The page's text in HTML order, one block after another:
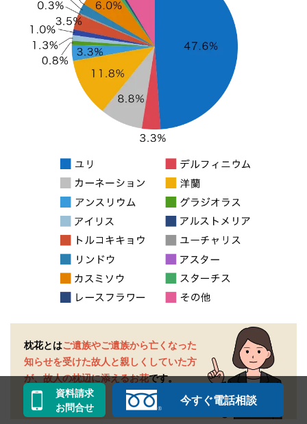
枕花とはご遺族やご遺族から亡くなった
知らせを受けた故人と親しくしていた方
が、故人の枕辺に添えるお花です。
資料請求
お問合せ
今すぐ電話相談